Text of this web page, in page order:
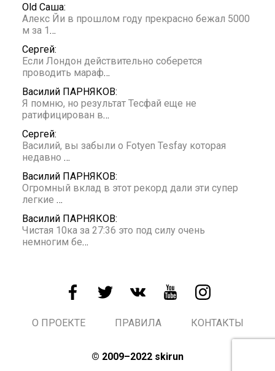
Old Саша:
Алекс Йи в прошлом году прекрасно бежал 5000
м за 1 …
Сергей:
Если Лондон действительно соберется
проводить мараф…
Василий ПАРНЯКОВ:
Я помню, но результат Тесфай еще не
ратифицирован в…
Сергей:
Василий, вы забыли о Fotyen Tesfay которая
недавно …
Василий ПАРНЯКОВ:
Огромный вклад в этот рекорд дали эти супер
легкие …
Василий ПАРНЯКОВ:
Чистая 10ка за 27:36 это под силу очень
немногим бе…
О ПРОЕКТЕ ПРАВИЛА КОНТАКТЫ
© 2009–2022 skirun